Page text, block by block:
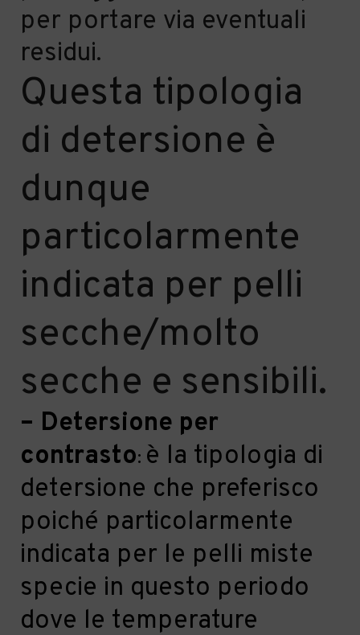
per portare via eventuali
residui.
Questa tipologia
di detersione è
dunque
particolarmente
indicata per pelli
secche/molto
secche e sensibili.
– Detersione per
contrasto: è la tipologia di
detersione che preferisco
poiché particolarmente
indicata per le pelli miste
specie in questo periodo
dove le temperature